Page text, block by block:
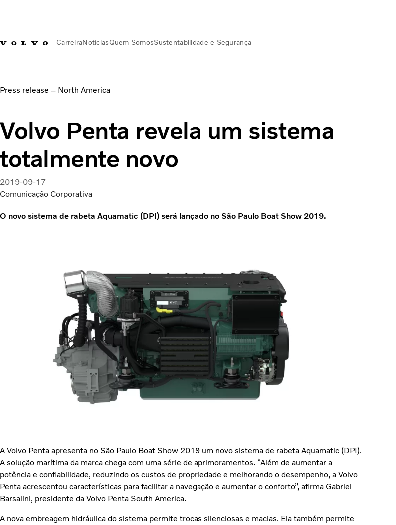
CarreiraNotíciasQuem SomosSustentabilidade e Segurança
Press release – North America
Volvo Penta revela um sistema
totalmente novo
2019-09-17
Comunicação Corporativa
O novo sistema de rabeta Aquamatic (DPI) será lançado no São Paulo Boat Show 2019.
A Volvo Penta apresenta no São Paulo Boat Show 2019 um novo sistema de rabeta Aquamatic (DPI).
A solução marítima da marca chega com uma série de aprimoramentos. “Além de aumentar a
potência e confiabilidade, reduzindo os custos de propriedade e melhorando o desempenho, a Volvo
Penta acrescentou características para facilitar a navegação e aumentar o conforto”, afirma Gabriel
Barsalini, presidente da Volvo Penta South America.
A nova embreagem hidráulica do sistema permite trocas silenciosas e macias. Ela também permite